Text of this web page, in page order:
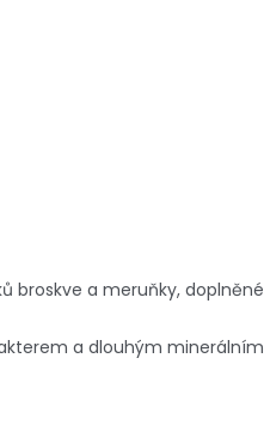
broskve a meruňky, doplněné
a dlouhým minerálním